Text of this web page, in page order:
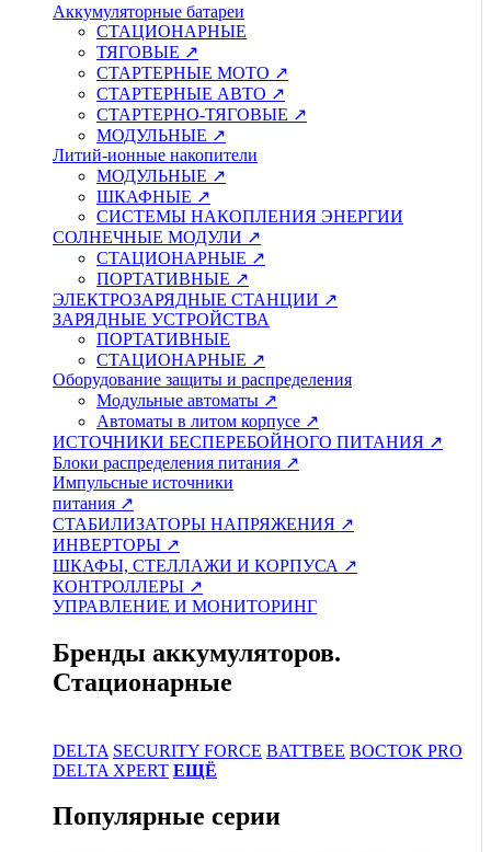
Аккумуляторные батареи
СТАЦИОНАРНЫЕ
ТЯГОВЫЕ ↗
СТАРТЕРНЫЕ МОТО ↗
СТАРТЕРНЫЕ АВТО ↗
СТАРТЕРНО-ТЯГОВЫЕ ↗
МОДУЛЬНЫЕ ↗
Литий-ионные накопители
МОДУЛЬНЫЕ ↗
ШКАФНЫЕ ↗
СИСТЕМЫ НАКОПЛЕНИЯ ЭНЕРГИИ
СОЛНЕЧНЫЕ МОДУЛИ ↗
СТАЦИОНАРНЫЕ ↗
ПОРТАТИВНЫЕ ↗
ЭЛЕКТРОЗАРЯДНЫЕ СТАНЦИИ ↗
ЗАРЯДНЫЕ УСТРОЙСТВА
ПОРТАТИВНЫЕ
СТАЦИОНАРНЫЕ ↗
Оборудование защиты и распределения
Модульные автоматы ↗
Автоматы в литом корпусе ↗
ИСТОЧНИКИ БЕСПЕРЕБОЙНОГО ПИТАНИЯ ↗
Блоки распределения питания ↗
Импульсные источники
питания ↗
СТАБИЛИЗАТОРЫ НАПРЯЖЕНИЯ ↗
ИНВЕРТОРЫ ↗
ШКАФЫ, СТЕЛЛАЖИ И КОРПУСА ↗
КОНТРОЛЛЕРЫ ↗
УПРАВЛЕНИЕ И МОНИТОРИНГ
Бренды аккумуляторов.
Стационарные
DELTA SECURITY FORCE BATTBEE ВОСТОК PRO
DELTA XPERT ЕЩЁ
Популярные серии